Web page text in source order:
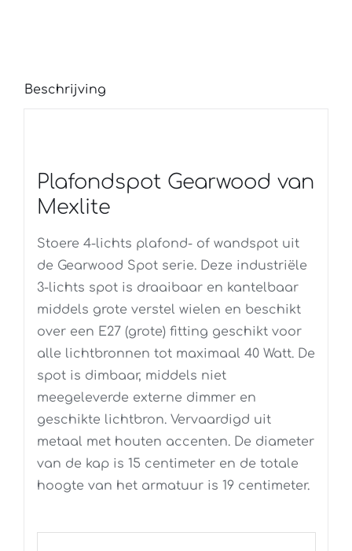
Beschrijving
Plafondspot Gearwood van
Mexlite
Stoere 4-lichts plafond- of wandspot uit
de Gearwood Spot serie. Deze industriële
3-lichts spot is draaibaar en kantelbaar
middels grote verstel wielen en beschikt
over een E27 (grote) fitting geschikt voor
alle lichtbronnen tot maximaal 40 Watt. De
spot is dimbaar, middels niet
meegeleverde externe dimmer en
geschikte lichtbron. Vervaardigd uit
metaal met houten accenten. De diameter
van de kap is 15 centimeter en de totale
hoogte van het armatuur is 19 centimeter.